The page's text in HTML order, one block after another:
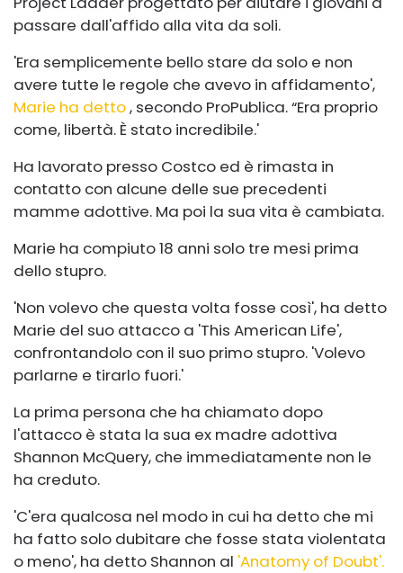
passare dall'affido alla vita da soli.
'Era semplicemente bello stare da solo e non
avere tutte le regole che avevo in affidamento',
Marie ha detto, secondo ProPublica. “Era proprio
come, libertà. È stato incredibile.'
Ha lavorato presso Costco ed è rimasta in
contatto con alcune delle sue precedenti
mamme adottive. Ma poi la sua vita è cambiata.
Marie ha compiuto 18 anni solo tre mesi prima
dello stupro.
'Non volevo che questa volta fosse così', ha detto
Marie del suo attacco a 'This American Life',
confrontandolo con il suo primo stupro. 'Volevo
parlarne e tirarlo fuori.'
La prima persona che ha chiamato dopo
l'attacco è stata la sua ex madre adottiva
Shannon McQuery, che immediatamente non le
ha creduto.
'C'era qualcosa nel modo in cui ha detto che mi
ha fatto solo dubitare che fosse stata violentata
o meno', ha detto Shannon al 'Anatomy of Doubt'.